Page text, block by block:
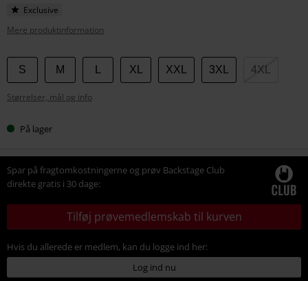
Exclusive
Mere produktinformation
Vælg
din
størrelse
S M XL XXL 3XL 4XL
Størrelser, mål og info
På lager
Spar på fragtomkostningerne og prøv Backstage Club
direkte gratis i 30 dage:
Tilføj prøvemedlemskab til kurven
Hvis du allerede er medlem, kan du logge ind her:
Log ind nu